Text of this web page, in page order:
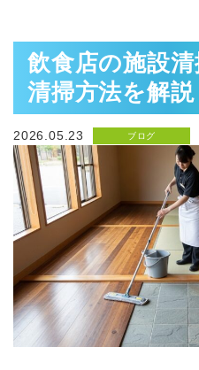
飲食店の施設
清掃方法を解
2026.05.23 ブログ